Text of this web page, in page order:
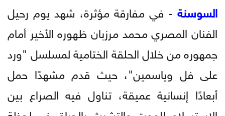
السوسنة - في مفارقة مؤثرة، شهد يوم رحيل
الفنان المصري محمد مرزبان ظهوره الأخير أمام
جمهوره من خلال الحلقة الختامية لمسلسل "ورد
على فل وياسمين"، حيث قدم مشهدًا حمل
أبعادًا إنسانية عميقة، تناول فيه الصراع بين